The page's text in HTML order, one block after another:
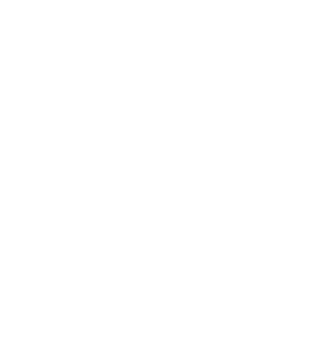
Maar in de zevende maand
zoon van Netanja, de zoon
van de koninklijke familie,
een overval en zij brachten
dood, met de Judeeërs en
Toen nam heel het volk,
de legeraanvoerders de
zij vreesden de wraak van
In het zevenendertigste